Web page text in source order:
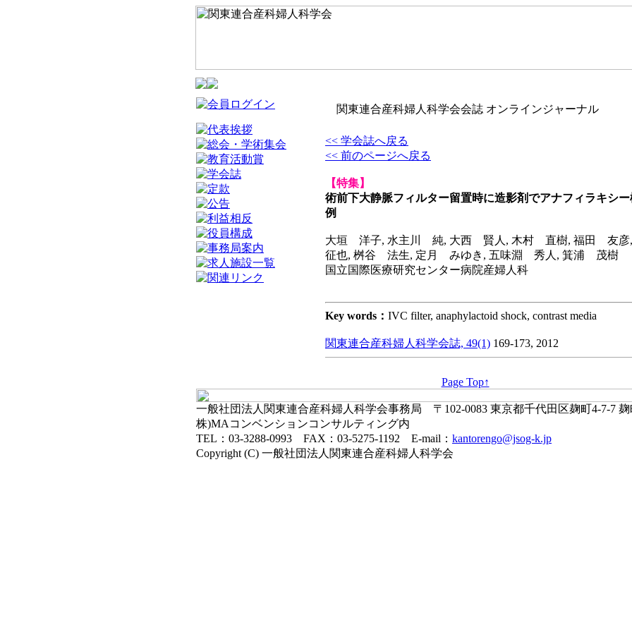
関東連合産科婦人科学会会誌 オンラインジャーナル
<< 学会誌へ戻る
<< 前のページへ戻る
【特集】
術前下大静脈フィルター留置時に造影剤でアナフィラキシ
例
大垣 洋子, 水主川 純, 大西 賢人, 木村 直樹, 福田 友
征也, 桝谷 法生, 定月 みゆき, 五味淵 秀人, 箕浦 茂樹
国立国際医療研究センター病院産婦人科
Key words： IVC filter, anaphylactoid shock, contrast media
関東連合産科婦人科学会誌, 49(1) 169-173, 2012
Page Top↑
一般社団法人関東連合産科婦人科学会事務局 〒102-0083 東京都千代田区麹町4-7-7
株)MAコンベンションコンサルティング内
TEL：03-3288-0993 FAX：03-5275-1192 E-mail： kantorengo@jsog-k.jp
Copyright (C) 一般社団法人関東連合産科婦人科学会